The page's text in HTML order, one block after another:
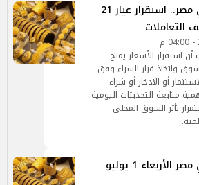
سعر الذهب اليوم في مصر.. استقرار عيار 21
التعاملات
استقرار الأسعار يمنح
واتخاذ قرار الشراء وفق
أو الادخار أو شراء
متابعة التحديثات اليومية
تأثر السوق المحلي
سعر الذهب اليوم في مصر الأربعاء 1 يوليو